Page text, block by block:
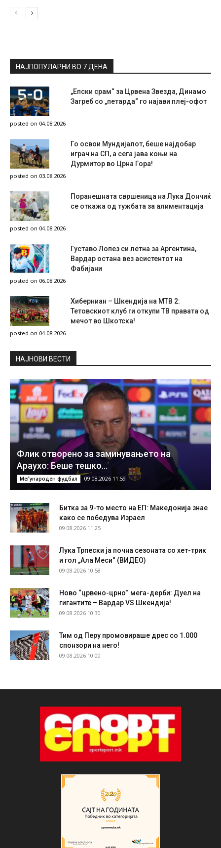
НАЈПОПУЛАРНИ ВО 7 ДЕНА
„Епски срам“ за Црвена Звезда, Динамо
Загреб со „петарда“ го најави плеј-офот
posted on 04.08.2026
Го освои Мундијалот, беше најдобар
играч на СП, а сега јава коњи на
Дурмитор во Црна Гора!
posted on 03.08.2026
Поранешната свршеница на Лука Дончиќ
се откажа од тужбата за алиментација
posted on 04.08.2026
Густаво Лопез си летна за Аргентина,
Вардар остана вез асистентот на
Фабијани
posted on 06.08.2026
Хиберниан – Шкендија на МТВ 2:
Тетовскиот клуб ги откупи ТВ правата од
мечот во Шкотска!
posted on 04.08.2026
НAЈНОВИ ВЕСТИ
Флик отворено за заминувањето на
Араухо: Беше тешко…
Меѓународен фудбал 09.08.2026 11:59
Битка за 9-то место на ЕП: Македонија знае
како се победува Израел
09.08.2026 11:25
Лука Трпески ја почна сезоната со хет-трик
и гол „Ала Меси“ (ВИДЕО)
09.08.2026 10:58
Ново “црвено-црно“ мега-дерби: Дуел на
гигантите – Вардар VS Шкендија!
09.08.2026 10:30
Тим од Перу промовираше дрес со 1.000
спонзори на него!
09.08.2026 10:00